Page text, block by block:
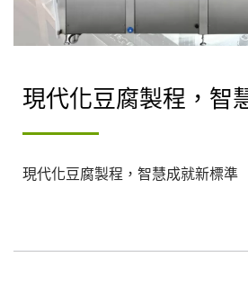
現代化豆腐製程，智
現代化豆腐製程，智慧成就新標準